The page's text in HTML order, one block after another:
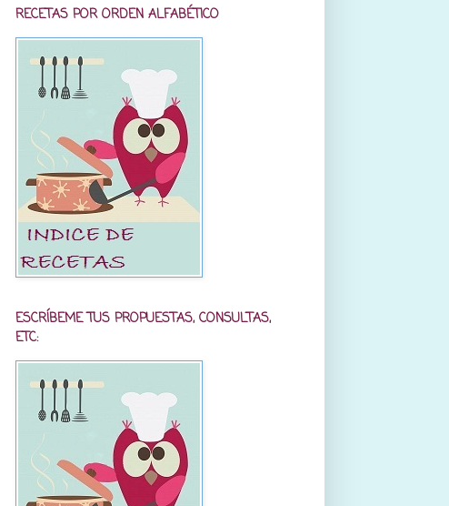
RECETAS POR ORDEN ALFABÉTICO
ESCRÍBEME TUS PROPUESTAS, CONSULTAS,
ETC: